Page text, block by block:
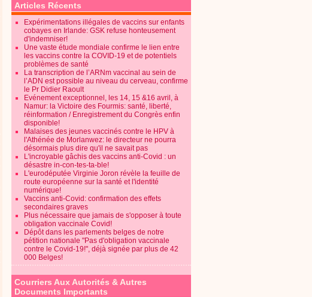
Articles Récents
Expérimentations illégales de vaccins sur enfants
cobayes en Irlande: GSK refuse honteusement
d'indemniser!
Une vaste étude mondiale confirme le lien entre
les vaccins contre la COVID-19 et de potentiels
problèmes de santé
La transcription de l’ARNm vaccinal au sein de
l’ADN est possible au niveau du cerveau, confirme
le Pr Didier Raoult
Evénement exceptionnel, les 14, 15 &16 avril, à
Namur: la Victoire des Fourmis: santé, liberté,
réinformation / Enregistrement du Congrès enfin
disponible!
Malaises des jeunes vaccinés contre le HPV à
l'Athénée de Morlanwez: le directeur ne pourra
désormais plus dire qu'il ne savait pas
L'incroyable gâchis des vaccins anti-Covid : un
désastre in-con-tes-ta-ble!
L'eurodéputée Virginie Joron révèle la feuille de
route européenne sur la santé et l'identité
numérique!
Vaccins anti-Covid: confirmation des effets
secondaires graves
Plus nécessaire que jamais de s'opposer à toute
obligation vaccinale Covid!
Dépôt dans les parlements belges de notre
pétition nationale "Pas d'obligation vaccinale
contre le Covid-19!", déjà signée par plus de 42
000 Belges!
Courriers Aux Autorités & Autres
Documents Importants